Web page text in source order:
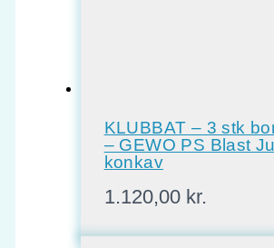
KLUBBAT – 3 stk
– GEWO PS Blast
konkav
1.120,00 kr.